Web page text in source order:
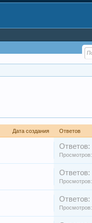
Дата создания Ответов
Ответов:
Просмотров:
Ответов:
Просмотров:
Ответов:
Просмотров: